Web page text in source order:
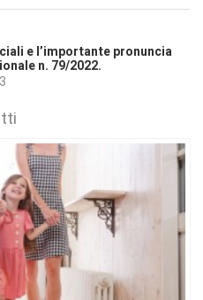
e l’importante pronuncia
n. 79/2022.